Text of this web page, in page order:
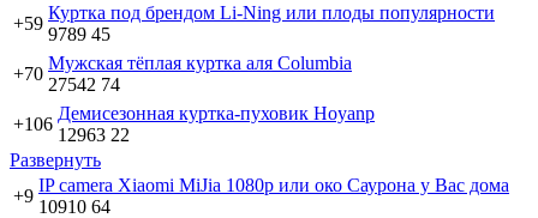
+59
Куртка под брендом Li-Ning или плоды популярности
9789 45
+70
Мужская тёплая куртка аля Columbia
27542 74
+106
Демисезонная куртка-пуховик Hoyanp
12963 22
Развернуть
+9
IP camera Xiaomi MiJia 1080p или око Саурона у Вас дома
10910 64